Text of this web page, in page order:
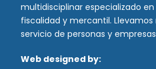
multidisciplinar especializado
fiscalidad y mercantil. Llevamos
servicio de personas y
Web designed by: